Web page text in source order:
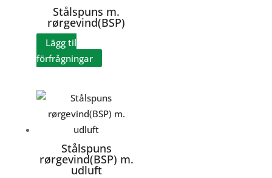
Stålspuns m.
rørgevind(BSP)
Lägg til
förfrågningar
Stålspuns
rørgevind(BSP) m.
udluft